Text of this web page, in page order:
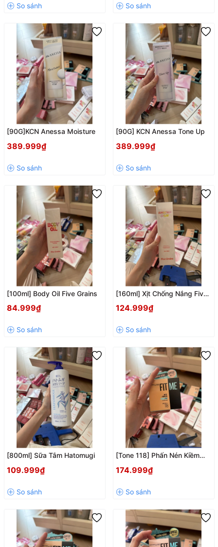
[90G]KCN Anessa Moisture
389.999₫
[90G] KCN Anessa Tone Up
389.999₫
[100ml] Body Oil Five Grains
84.999₫
[160ml] Xịt Chống Nắng Five
124.999₫
[800ml] Sữa Tắm Hatomugi
109.999₫
[Tone 118] Phấn Nén Kiềm
174.999₫